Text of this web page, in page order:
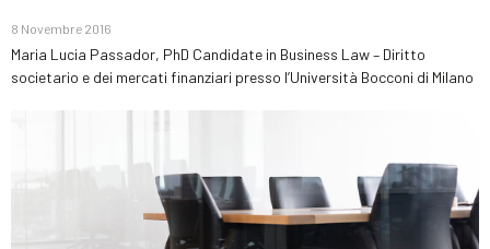
8 Novembre 2016
Maria Lucia Passador, PhD Candidate in Business Law – Diritto
societario e dei mercati finanziari presso l’Università Bocconi di Milano